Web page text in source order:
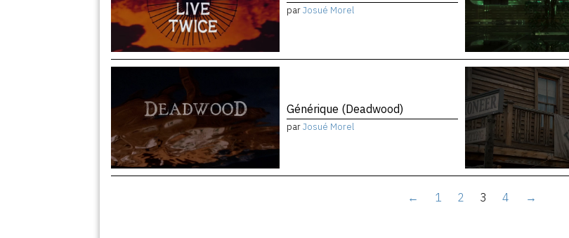
parJosué Morel
Générique (Deadwood)
parJosué Morel
← 1 2 3 4 →